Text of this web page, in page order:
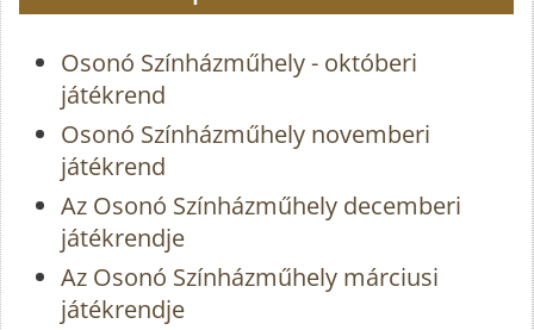
Osonó Színházműhely - októberi
játékrend
Osonó Színházműhely novemberi
játékrend
Az Osonó Színházműhely decemberi
játékrendje
Az Osonó Színházműhely márciusi
játékrendje